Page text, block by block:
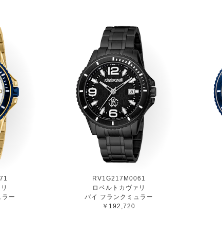
ー
RV1G217M0061
ロベルトカヴァリ
バイ フランクミュラー
￥192,720